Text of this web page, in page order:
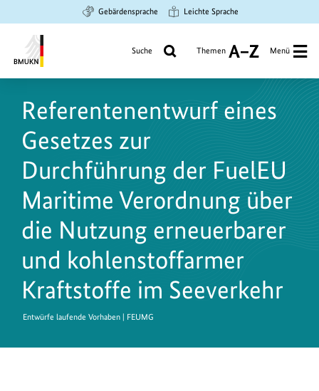
Hauptinhalt
springen
Suche
springen
Hauptnavigation
springen
Gebärdensprache Leichte Sprache
Umwelt,
Naturschutz
und
nukleare
Sicherheit
Suche Themen
A
Z
Menü
Referentenentwurf eines
Gesetzes zur
Durchführung der FuelEU
Maritime Verordnung über
die Nutzung erneuerbarer
und kohlenstoffarmer
Kraftstoffe im Seeverkehr
Entwürfe laufende Vorhaben | FEUMG